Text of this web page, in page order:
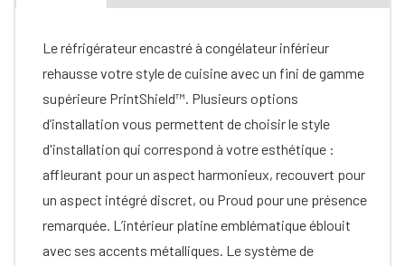
Le réfrigérateur encastré à congélateur inférieur
rehausse votre style de cuisine avec un fini de gamme
supérieure PrintShield™. Plusieurs options
d’installation vous permettent de choisir le style
d'installation qui correspond à votre esthétique :
affleurant pour un aspect harmonieux, recouvert pour
un aspect intégré discret, ou Proud pour une présence
remarquée. L’intérieur platine emblématique éblouit
avec ses accents métalliques. Le système de